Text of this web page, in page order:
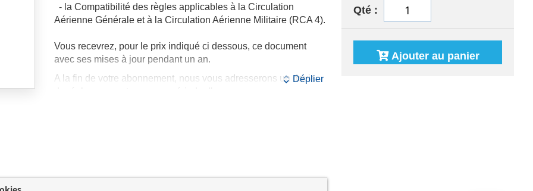
Qté
Ajouter au panier
- la Compatibilité des règles applicables à la Circulation
Aérienne Générale et à la Circulation Aérienne Militaire (RCA 4).
Vous recevrez, pour le prix indiqué ci dessous, ce document
avec ses mises à jour pendant un an.
A la fin de votre abonnement, nous vous adresserons un devis
Déplier